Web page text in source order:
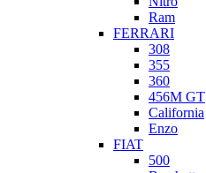
Ram
FERRARI
308
355
360
456M GT
California
Enzo
FIAT
500